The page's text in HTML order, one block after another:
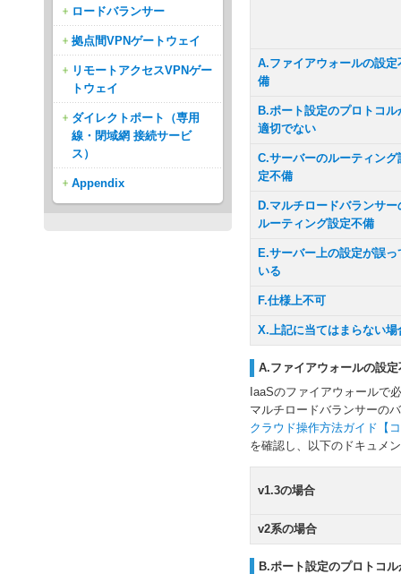
A.ファイアウォールの設定
備
B.ポート設定のプロトコル
適切でない
C.サーバーのルーティング
定不備
D.マルチロードバランサー
ルーティング設定不備
E.サーバー上の設定が誤っ
いる
F.仕様上不可
X.上記に当てはまらない場
A.ファイアウォールの設定
IaaSのファイアウォールで
マルチロードバランサーの
クラウド操作方法ガイド【
を確認し、以下のドキュメ
v1.3の場合
v2系の場合
B.ポート設定のプロトコ
ロードバランサー
拠点間VPNゲートウェイ
リモートアクセスVPNゲー
トウェイ
ダイレクトポート（専用
線・閉域網 接続サービ
ス）
Appendix